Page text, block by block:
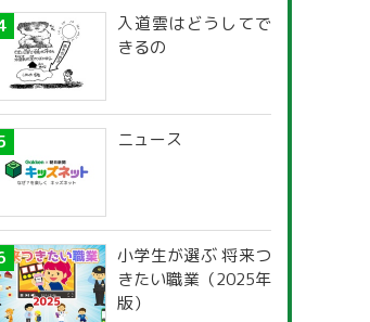
入道雲はどうしてで
きるの
ニュース
小学生が選ぶ 将来つ
きたい職業（2025年
版）